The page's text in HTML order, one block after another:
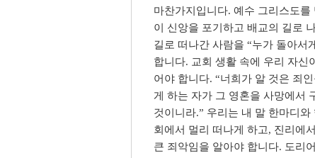
마찬가지입니다. 예수 그리스도
이 신앙을 포기하고 배교의 길로
길로 떠나간 사람을 “누가 돌아서
합니다. 교회 생활 속에 우리 자신
어야 합니다. “너희가 알 것은 죄
게 하는 자가 그 영혼을 사망에서
것이니라.” 우리는 내 말 한마디
회에서 멀리 떠나게 하고, 진리에
큰 죄악임을 알아야 합니다. 도리